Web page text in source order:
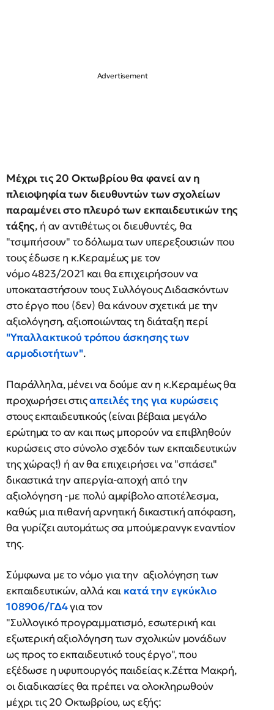
Μέχρι τις 20 Οκτωβρίου θα φανεί αν η
πλειοψηφία των διευθυντών των σχολείων
παραμένει στο πλευρό των εκπαιδευτικών της
τάξης, ή αν αντιθέτως οι διευθυντές, θα
"τσιμπήσουν" το δόλωμα των υπερεξουσιών που
τους έδωσε η κ.Κεραμέως με τον
νόμο 4823/2021 και θα επιχειρήσουν να
υποκαταστήσουν τους Συλλόγους Διδασκόντων
στο έργο που (δεν) θα κάνουν σχετικά με την
αξιολόγηση, αξιοποιώντας τη διάταξη περί
"Υπαλλακτικού τρόπου άσκησης των
αρμοδιοτήτων".
Παράλληλα, μένει να δούμε αν η κ.Κεραμέως θα
προχωρήσει στιςαπειλές της για κυρώσεις
στους εκπαιδευτικούς (είναι βέβαια μεγάλο
ερώτημα το αν και πως μπορούν να επιβληθούν
κυρώσεις στο σύνολο σχεδόν των εκπαιδευτικών
της χώρας!) ή αν θα επιχειρήσει να "σπάσει"
δικαστικά την απεργία-αποχή από την
αξιολόγηση -με πολύ αμφίβολο αποτέλεσμα,
καθώς μια πιθανή αρνητική δικαστική απόφαση,
θα γυρίζει αυτομάτως σα μπούμερανγκ εναντίον
της.
Σύμφωνα με το νόμο για την αξιολόγηση των
εκπαιδευτικών, αλλά και κατά την εγκύκλιο
108906/ΓΔ4για τον
"Συλλογικό προγραμματισμό, εσωτερική και
εξωτερική αξιολόγηση των σχολικών μονάδων
ως προς το εκπαιδευτικό τους έργο", που
εξέδωσε η υφυπουργός παιδείας κ.Ζέττα Μακρή,
οι διαδικασίες θα πρέπει να ολοκληρωθούν
μέχρι τις 20 Οκτωβρίου, ως εξής: